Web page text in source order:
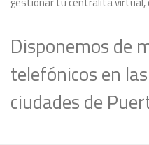
Disponemos de
telefónicos en
ciudades de